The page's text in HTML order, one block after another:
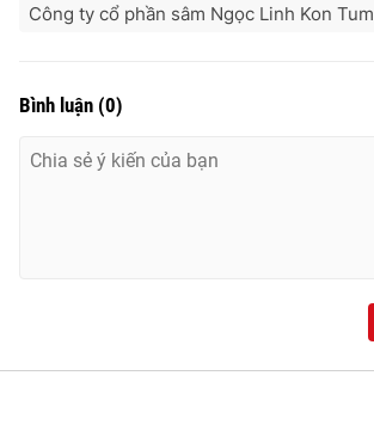
Công ty cổ phần sâm Ngọc Linh Kon Tum
Bình luận (0)